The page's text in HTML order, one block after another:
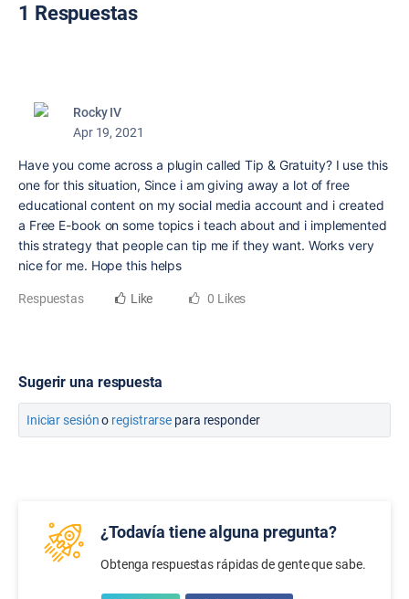
1 Respuestas
Rocky IV
Apr 19, 2021
Have you come across a plugin called Tip & Gratuity? I use this
one for this situation, Since i am giving away a lot of free
educational content on my social media account and i created
a Free E-book on some topics i teach about and i implemented
this strategy that people can tip me if they want. Works very
nice for me. Hope this helps
Respuestas Like 0 Likes
Sugerir una respuesta
Iniciar sesióno registrarse para responder
¿Todavía tiene alguna pregunta?
Obtenga respuestas rápidas de gente que sabe.